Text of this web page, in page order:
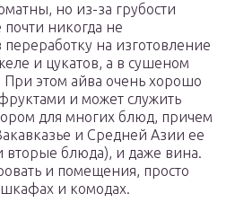
но из-за грубости
никогда не
переработку на изготовление
и цукатов, а в сушеном
этом айва очень хорошо
и может служить
для многих блюд, причем
и Средней Азии ее
вторые блюда), и даже вина.
и помещения, просто
и комодах.